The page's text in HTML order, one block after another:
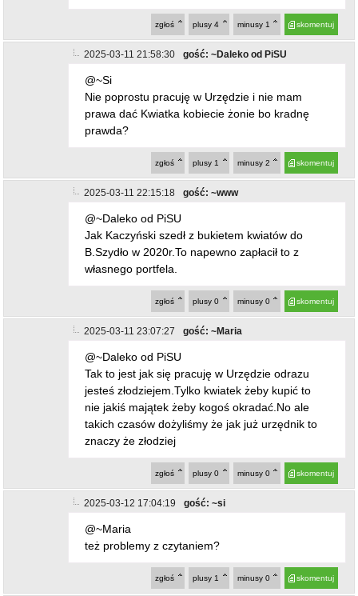
skomentuj
minusy 1
plusy 4
zgłoś
2025-03-11 21:58:30 gość: ~Daleko od PiSU
@~Si
Nie poprostu pracuję w Urzędzie i nie mam
prawa dać Kwiatka kobiecie żonie bo kradnę
prawda?
skomentuj
minusy 2
plusy 1
zgłoś
2025-03-11 22:15:18 gość: ~www
@~Daleko od PiSU
Jak Kaczyński szedł z bukietem kwiatów do
B.Szydło w 2020r.To napewno zapłacił to z
własnego portfela.
skomentuj
minusy 0
plusy 0
zgłoś
2025-03-11 23:07:27 gość: ~Maria
@~Daleko od PiSU
Tak to jest jak się pracuję w Urzędzie odrazu
jesteś złodziejem.Tylko kwiatek żeby kupić to
nie jakiś majątek żeby kogoś okradać.No ale
takich czasów dożyliśmy że jak już urzędnik to
znaczy że złodziej
skomentuj
minusy 0
plusy 0
zgłoś
2025-03-12 17:04:19 gość: ~si
@~Maria
też problemy z czytaniem?
skomentuj
minusy 0
plusy 1
zgłoś